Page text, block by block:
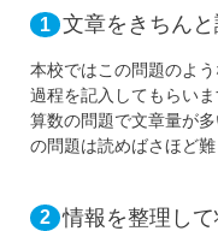
1 文章をきちん
本校ではこの問題のよ
過程を記入してもらい
算数の問題で文章量が
の問題は読めばさほど
2 情報を整理し